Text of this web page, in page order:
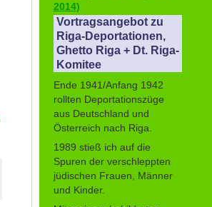
2014)
Vortragsangebot zu
Riga-Deportationen,
Ghetto Riga + Dt. Riga-
Komitee
Ende 1941/Anfang 1942
rollten Deportationszüge
aus Deutschland und
Österreich nach Riga.
1989 stieß ich auf die
Spuren der verschleppten
jüdischen Frauen, Männer
und Kinder.